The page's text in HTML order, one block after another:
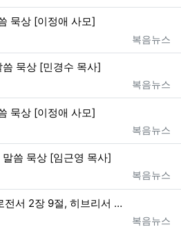
묵상 [이정애 사모]
등록자
복음뉴스
묵상 [민경수 목사]
등록자
복음뉴스
묵상 [이정애 사모]
등록자
복음뉴스
씀 묵상 [임근영 목사]
등록자
복음뉴스
전서 2장 9절, 히브리서 …
등록자
복음뉴스